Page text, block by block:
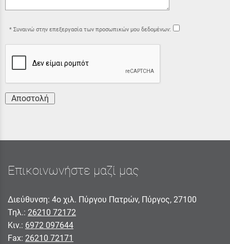
Συναινώ στην επεξεργασία των προσωπικών μου δεδομένων:
Αποστολή
Επικοινωνήστε μαζί μας
Διεύθυνση: 4ο χιλ. Πύργου Πατρών, Πύργος, 27100
Τηλ.: 26210 72172
Κιν.: 6972 097644
Fax: 26210 72171